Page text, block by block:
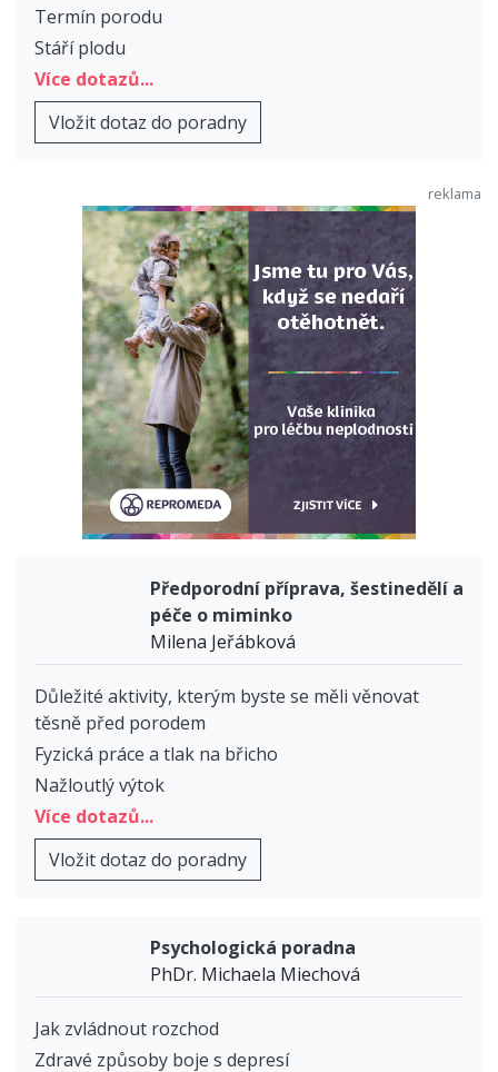
Termín porodu
Stáří plodu
Více dotazů...
Vložit dotaz do poradny
Předporodní příprava, šestinedělí a
péče o miminko
Milena Jeřábková
Důležité aktivity, kterým byste se měli věnovat
těsně před porodem
Fyzická práce a tlak na břicho
Nažloutlý výtok
Více dotazů...
Vložit dotaz do poradny
Psychologická poradna
PhDr. Michaela Miechová
Jak zvládnout rozchod
Zdravé způsoby boje s depresí